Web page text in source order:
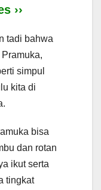
››
tadi bahwa
simpul
kita di
bisa
dan rotan
ikut serta
tingkat